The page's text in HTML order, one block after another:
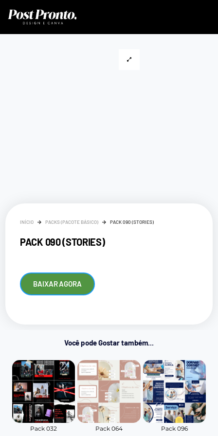
INÍCIO PACKS (PACOTE BÁSICO) PACK 090 (STORIES)
PACK 090 (STORIES)
BAIXAR AGORA
Você pode Gostar também...
Pack 032 Pack 064 Pack 096